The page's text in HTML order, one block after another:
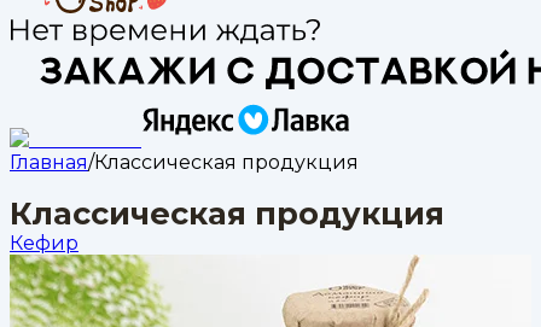
Главная/Классическая продукция
Классическая продукция
Кефир